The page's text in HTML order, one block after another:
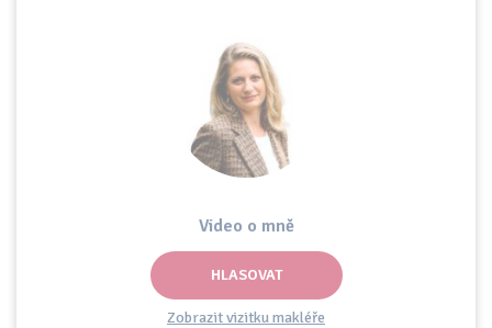
Video o mně
HLASOVAT
Zobrazit vizitku makléře